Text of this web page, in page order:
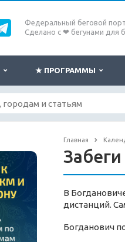
Федеральный беговой
Сделано с ❤ бегунами для
★ ПРОГРАММЫ
Главная
В
дистанций.
Богданович